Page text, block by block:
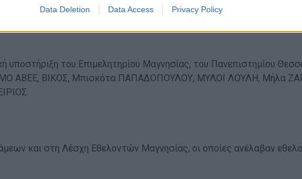
Data Deletion Data Access Privacy Policy
και αξεσουάρ! Στην τελετή λήξης της Π.Α.Π.Ε.
για τη
υποστήριξη του Επιμελητηρίου Μαγνησίας, του Πανεπιστημίου
ΑΒΕΕ, ΒΙΚΟΣ, Μπισκότα ΠΑΠΑΔΟΠΟΥΛΟΥ, ΜΥΛΟΙ ΛΟΥΛΗ, Μήλα
και στη Λέσχη Εθελοντών Μαγνησίας, οι οποίες ανέλαβαν